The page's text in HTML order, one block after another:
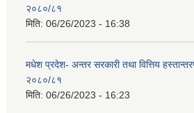
२०८०/८१
मिति: 06/26/2023 - 16:38
मधेश प्रदेश- अन्तर सरकारी तथा वित्तिय
२०८०/८१
मिति: 06/26/2023 - 16:23